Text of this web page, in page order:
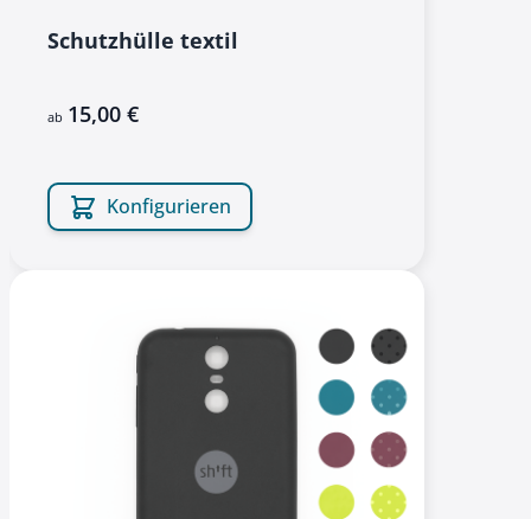
Schutzhülle textil
ab 15,00 €
Konfigurieren